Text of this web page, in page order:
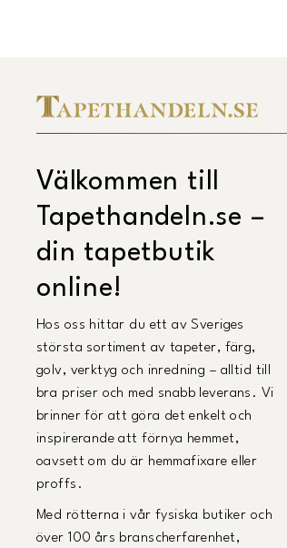
Välkommen till
Tapethandeln.se –
din tapetbutik
online!
Hos oss hittar du ett av Sveriges
största sortiment av tapeter, färg,
golv, verktyg och inredning – alltid till
bra priser och med snabb leverans. Vi
brinner för att göra det enkelt och
inspirerande att förnya hemmet,
oavsett om du är hemmafixare eller
proffs.
Med rötterna i vår fysiska butiker och
över 100 års branscherfarenhet,